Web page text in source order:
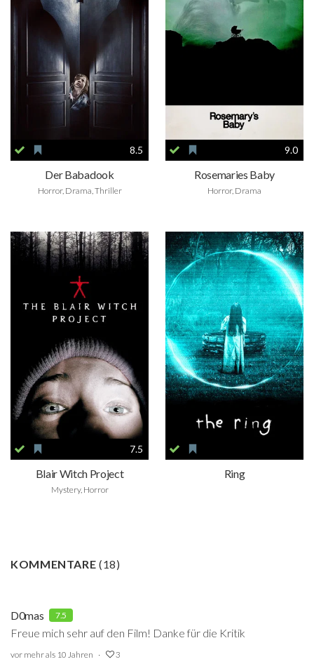
8.5
Der Babadook
Horror, Drama, Thriller
9.0
Rosemaries Baby
Horror, Drama
7.5
Blair Witch Project
Mystery, Horror
Ring
KOMMENTARE(18)
D0mas 7.5
Freue mich sehr auf den Film! Danke für die Kritik
vor mehr als 10 Jahren 3